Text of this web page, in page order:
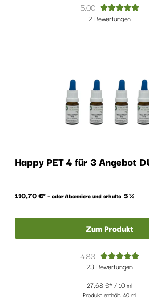
5.00 
2 Bewertungen
Happy PET 4 für 3 Angebot
110,70€ – oder Abonniere und erhalte 5 %
Zum Produkt
4.83 
23 Bewertungen
27,68 € / 10 ml
Produkt enthält: 40ml